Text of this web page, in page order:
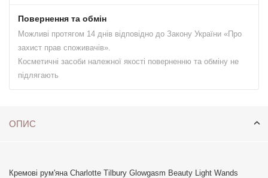
Повернення та обмін
Можливі протягом 14 днів відповідно до Закону України «Про
захист прав споживачів».
Косметичні засоби належної якості поверненню та обміну не
підлягають
ОПИС
Кремові рум'яна Charlotte Tilbury Glowgasm Beauty Light Wands